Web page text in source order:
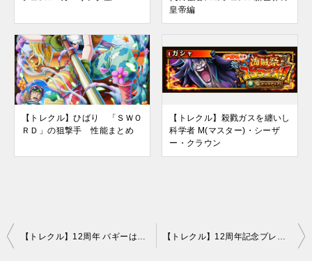
皇帝編
【トレクル】ひばり 「ＳＷＯ
ＲＤ」の狙撃手 性能まとめ
【トレクル】殺戮ガスを纏いし
科学者 M(マスター)・シーザ
ー・クラウン
投